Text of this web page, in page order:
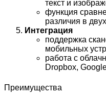
текст и
функция
различия в
Интеграция
поддержка
мобильных
работа с
Dropbox,
Преимущества